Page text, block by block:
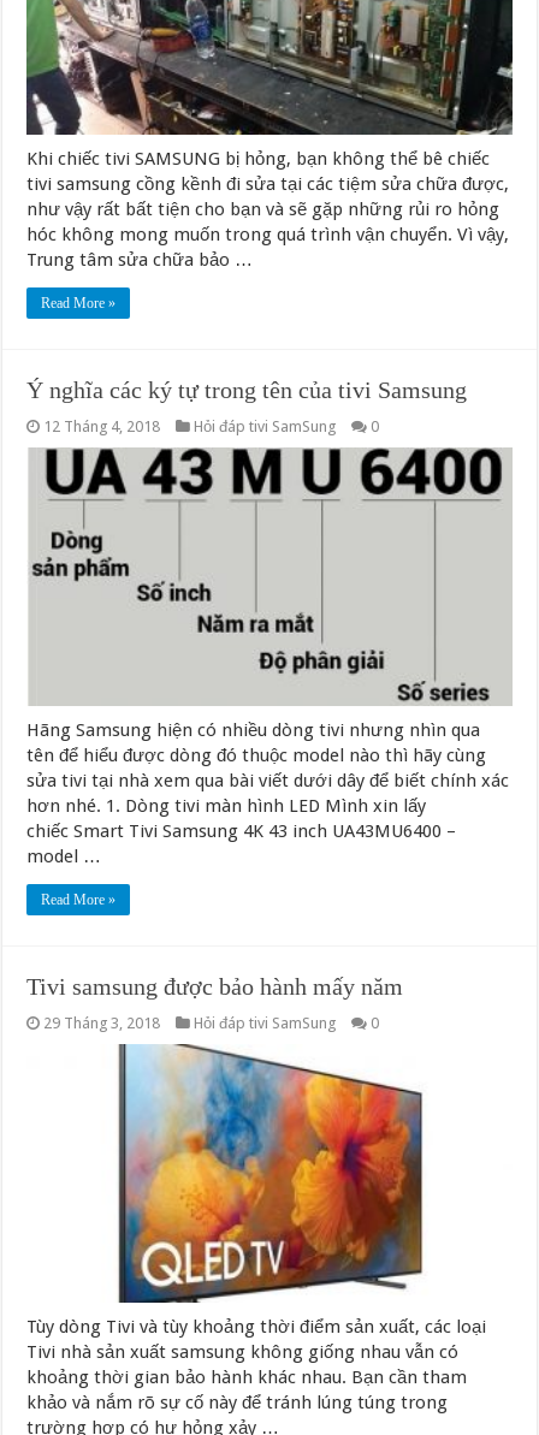
Khi chiếc tivi SAMSUNG bị hỏng, bạn không thể bê chiếc
tivi samsung cồng kềnh đi sửa tại các tiệm sửa chữa được,
như vậy rất bất tiện cho bạn và sẽ gặp những rủi ro hỏng
hóc không mong muốn trong quá trình vận chuyển. Vì vậy,
Trung tâm sửa chữa bảo …
Read More »
Ý nghĩa các ký tự trong tên của tivi Samsung
12 Tháng 4, 2018 Hỏi đáp tivi SamSung 0
Hãng Samsung hiện có nhiều dòng tivi nhưng nhìn qua
tên để hiểu được dòng đó thuộc model nào thì hãy cùng
sửa tivi tại nhà xem qua bài viết dưới dây để biết chính xác
hơn nhé. 1. Dòng tivi màn hình LED Mình xin lấy
chiếc Smart Tivi Samsung 4K 43 inch UA43MU6400 –
model …
Read More »
Tivi samsung được bảo hành mấy năm
29 Tháng 3, 2018 Hỏi đáp tivi SamSung 0
Tùy dòng Tivi và tùy khoảng thời điểm sản xuất, các loại
Tivi nhà sản xuất samsung không giống nhau vẫn có
khoảng thời gian bảo hành khác nhau. Bạn cần tham
khảo và nắm rõ sự cố này để tránh lúng túng trong
trường hợp có hư hỏng xảy …